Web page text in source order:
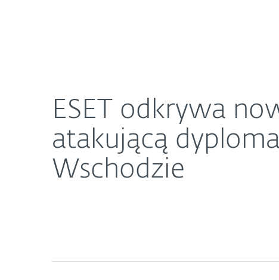
ESET odkrywa
atakującą
Wschodzie